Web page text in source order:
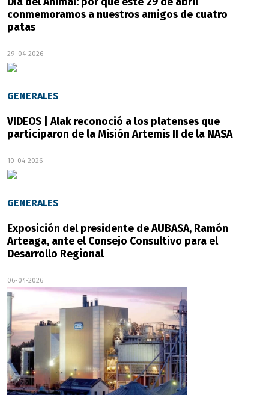
conmemoramos a nuestros amigos de cuatro
patas
29-04-2026
GENERALES
VIDEOS | Alak reconoció a los platenses que
participaron de la Misión Artemis II de la NASA
10-04-2026
GENERALES
Exposición del presidente de AUBASA, Ramón
Arteaga, ante el Consejo Consultivo para el
Desarrollo Regional
06-04-2026